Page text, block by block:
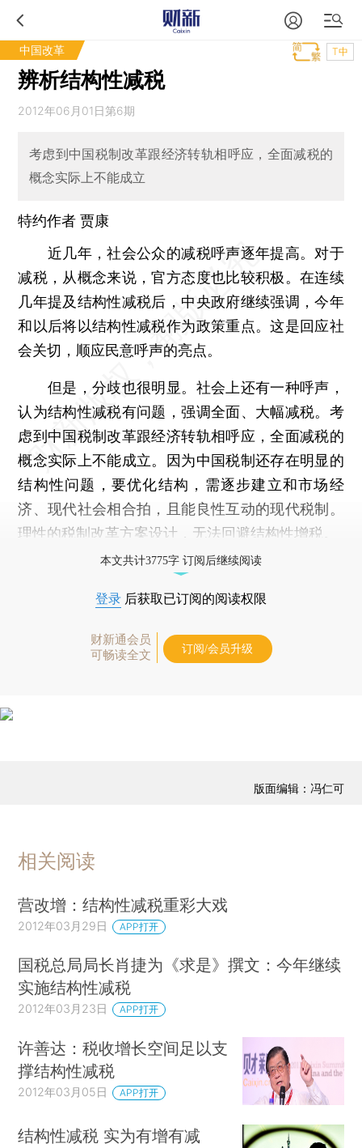
中国改革 T中
辨析结构性减税
2012年06月01日第6期
考虑到中国税制改革跟经济转轨相呼应，全面减税的
概念实际上不能成立
特约作者 贾康
近几年，社会公众的减税呼声逐年提高。对于
减税，从概念来说，官方态度也比较积极。在连续
几年提及结构性减税后，中央政府继续强调，今年
和以后将以结构性减税作为政策重点。这是回应社
会关切，顺应民意呼声的亮点。
但是，分歧也很明显。社会上还有一种呼声，
认为结构性减税有问题，强调全面、大幅减税。考
虑到中国税制改革跟经济转轨相呼应，全面减税的
概念实际上不能成立。因为中国税制还存在明显的
结构性问题，要优化结构，需逐步建立和市场经
济、现代社会相合拍，且能良性互动的现代税制。
理性的税制改革方案设计，无法回避结构性增税。
本文共计3775字 订阅后继续阅读
登录 后获取已订阅的阅读权限
财新通会员
可畅读全文
订阅/会员升级
版面编辑：冯仁可
相关阅读
营改增：结构性减税重彩大戏
2012年03月29日 APP打开
国税总局局长肖捷为《求是》撰文：今年继续
实施结构性减税
2012年03月23日 APP打开
许善达：税收增长空间足以支
撑结构性减税
2012年03月05日 APP打开
结构性减税 实为有增有减